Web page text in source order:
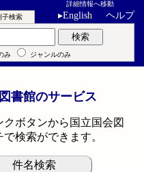
詳細情報へ移動
▸English ヘルプ
子検索
検索
み ジャンルのみ
書館のサービス
クボタンから国立国会図
検索ができます。
件名検索